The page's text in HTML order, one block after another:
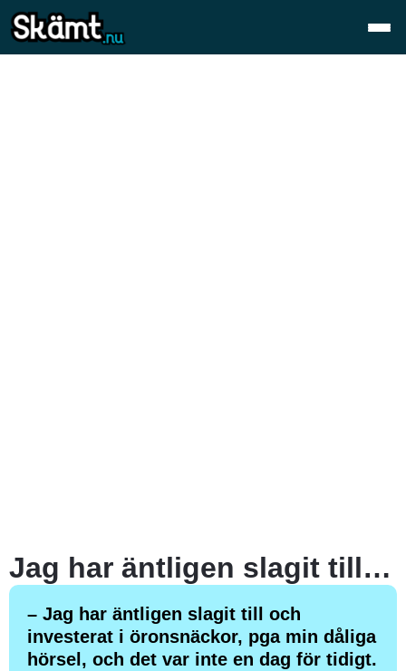
Jag har äntligen slagit till och investerat i öronsnäckor, pga min dåliga hörsel, och det var inte en dag för tidigt.
– Jag har äntligen slagit till och
investerat i öronsnäckor, pga min dåliga
hörsel, och det var inte en dag för tidigt.